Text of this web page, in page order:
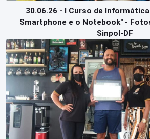
30.06.26 - I Curso de
Smartphone e o Notebook" -
Sinpol-DF